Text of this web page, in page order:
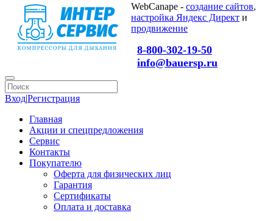
WebCanape - создание сайтов,
настройка Яндекс Директ и
продвижение
8-800-302-19-50
info@bauersp.ru
Вход|Регистрация
Главная
Акции и спецпредложения
Сервис
Контакты
Покупателю
Оферта для физических лиц
Гарантия
Сертификаты
Оплата и доставка